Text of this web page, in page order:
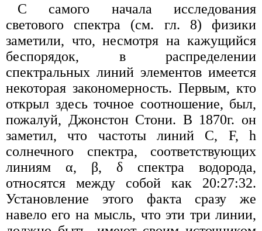
С самого начала исследования
светового спектра (см. гл. 8) физики
заметили, что, несмотря на кажущийся
беспорядок, в распределении
спектральных линий элементов имеется
некоторая закономерность. Первым, кто
открыл здесь точное соотношение, был,
пожалуй, Джонстон Стони. В 1870г. он
заметил, что частоты линий С, F, h
солнечного спектра, соответствующих
линиям α, β, δ спектра водорода,
относятся между собой как 20:27:32.
Установление этого факта сразу же
навело его на мысль, что эти три линии,